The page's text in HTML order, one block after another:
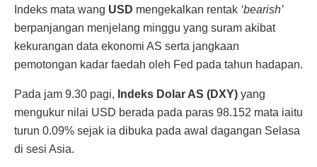
Indeks mata wang USD mengekalkan rentak ‘bearish’
berpanjangan menjelang minggu yang suram akibat
kekurangan data ekonomi AS serta jangkaan
pemotongan kadar faedah oleh Fed pada tahun hadapan.
Pada jam 9.30 pagi, Indeks Dolar AS (DXY) yang
mengukur nilai USD berada pada paras 98.152 mata iaitu
turun 0.09% sejak ia dibuka pada awal dagangan Selasa
di sesi Asia.